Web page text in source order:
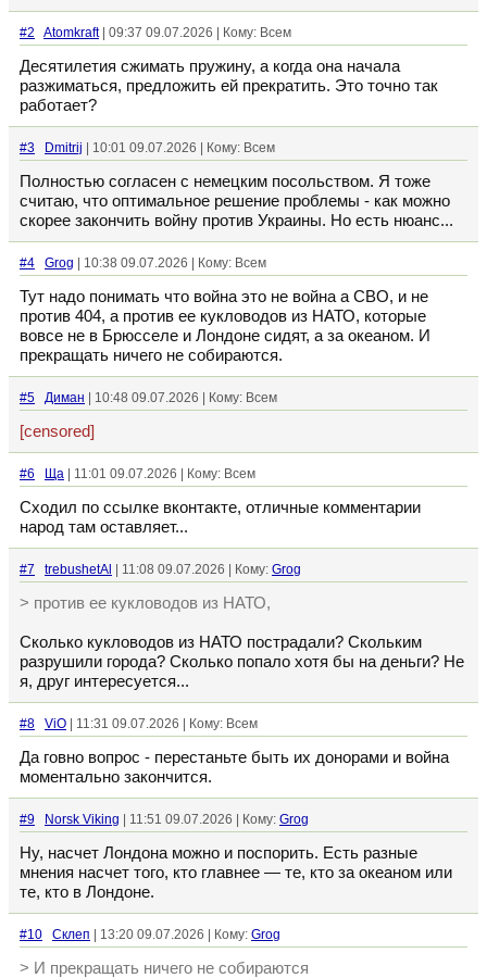
#2 Atomkraft| 09:37 09.07.2026 | Кому: Всем
Десятилетия сжимать пружину, а когда она начала
разжиматься, предложить ей прекратить. Это точно так
работает?
#3 Dmitrij | 10:01 09.07.2026 | Кому: Всем
Полностью согласен с немецким посольством. Я тоже
считаю, что оптимальное решение проблемы - как можно
скорее закончить войну против Украины. Но есть нюанс...
#4 Grog | 10:38 09.07.2026 | Кому: Всем
Тут надо понимать что война это не война а СВО, и не
против 404, а против ее кукловодов из НАТО, которые
вовсе не в Брюсселе и Лондоне сидят, а за океаном. И
прекращать ничего не собираются.
#5 Диман | 10:48 09.07.2026 | Кому: Всем
[censored]
#6 Ща | 11:01 09.07.2026 | Кому: Всем
Сходил по ссылке вконтакте, отличные комментарии
народ там оставляет...
#7 trebushetAl | 11:08 09.07.2026 | Кому: Grog
> против ее кукловодов из НАТО,
Сколько кукловодов из НАТО пострадали? Скольким
разрушили города? Сколько попало хотя бы на деньги? Не
я, друг интересуется...
#8 ViO | 11:31 09.07.2026 | Кому: Всем
Да говно вопрос - перестаньте быть их донорами и война
моментально закончится.
#9 Norsk Viking | 11:51 09.07.2026 | Кому: Grog
Ну, насчет Лондона можно и поспорить. Есть разные
мнения насчет того, кто главнее — те, кто за океаном или
те, кто в Лондоне.
#10 Склеп | 13:20 09.07.2026 | Кому: Grog
> И прекращать ничего не собираются